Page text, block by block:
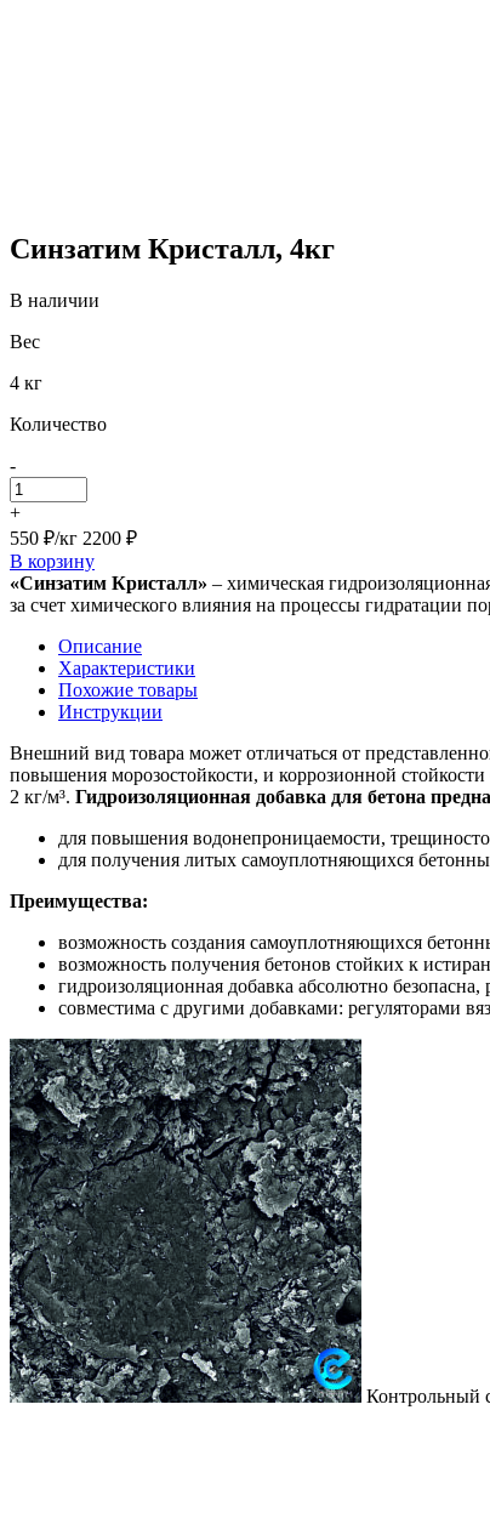
Синзатим Кристалл, 4кг
В наличии
Вес
4 кг
Количество
-
+
550 ₽/кг 2200 ₽
В корзину
«Синзатим Кристалл» – химическая
за счет химического влияния на процессы гидратации
Описание
Характеристики
Похожие товары
Инструкции
Внешний вид товара может отличаться от
повышения морозостойкости, и коррозионной
2 кг/м³. Гидроизоляционная добавка для бетона
для повышения водонепроницаемости,
для получения литых самоуплотняющихся
Преимущества:
возможность создания самоуплотняющихся
возможность получения бетонов стойких к
гидроизоляционная добавка абсолютно
совместима с другими добавками: регуляторами
Контрольный